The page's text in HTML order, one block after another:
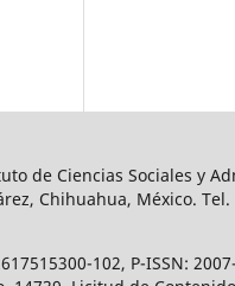
de Ciencias Sociales y
Chihuahua, México. Tel.
102, P-ISSN: